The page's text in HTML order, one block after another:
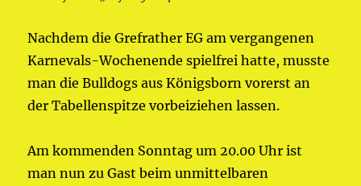
Nachdem die Grefrather EG am vergangenen
Karnevals-Wochenende spielfrei hatte, musste
man die Bulldogs aus Königsborn vorerst an
der Tabellenspitze vorbeiziehen lassen.
Am kommenden Sonntag um 20.00 Uhr ist
man nun zu Gast beim unmittelbaren